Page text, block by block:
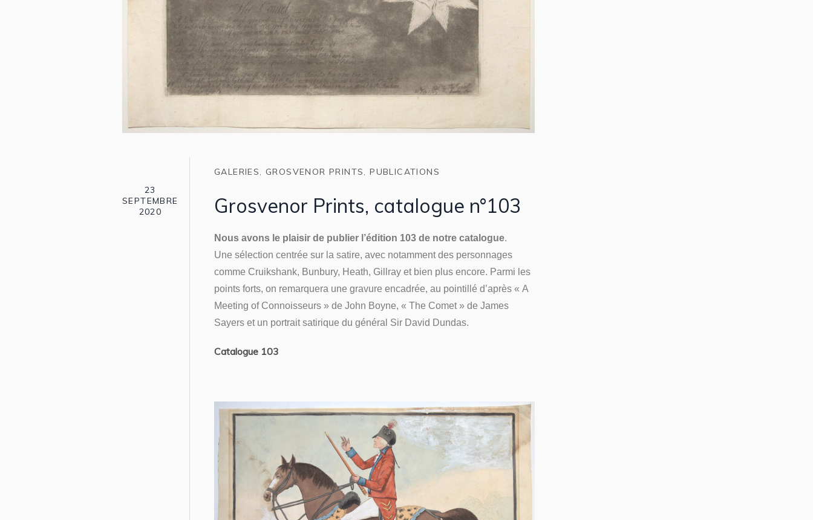
23
SEPTEMBRE
2020
GALERIES, GROSVENOR PRINTS,PUBLICATIONS
Grosvenor Prints, catalogue n°103
Nous avons le plaisir de publier l’édition 103 de notre catalogue.
Une sélection centrée sur la satire, avec notamment des personnages
comme Cruikshank, Bunbury, Heath, Gillray et bien plus encore. Parmi les
points forts, on remarquera une gravure encadrée, au pointillé d’après « A
Meeting of Connoisseurs » de John Boyne, « The Comet » de James
Sayers et un portrait satirique du général Sir David Dundas.
Catalogue 103